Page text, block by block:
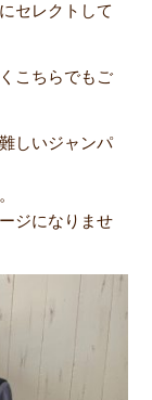
セレクトして
こちらでもご
しいジャンパ
ジになりませ